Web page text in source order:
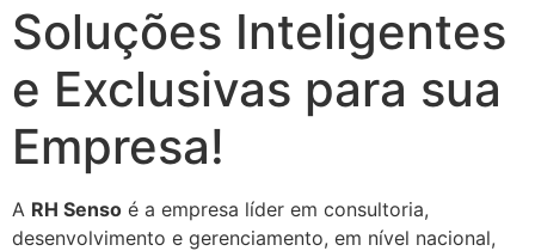
Soluções Inteligentes
e Exclusivas para sua
Empresa!
A RH Senso é a empresa líder em consultoria,
desenvolvimento e gerenciamento, em nível nacional,